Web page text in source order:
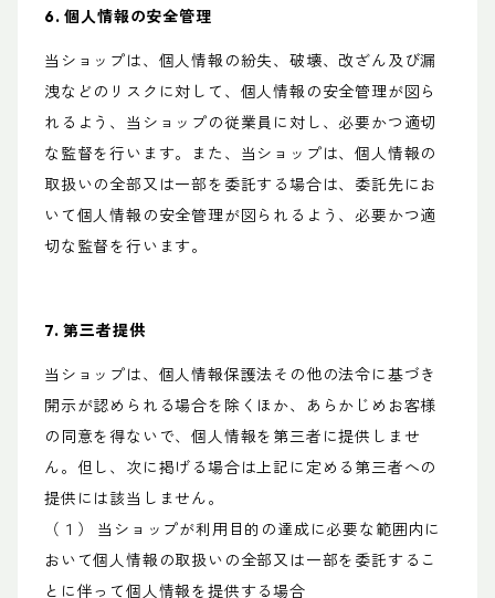
6. 個人情報の安全管理
当ショップは、個人情報の紛失、破壊、改ざん及び漏
洩などのリスクに対して、個人情報の安全管理が図ら
れるよう、当ショップの従業員に対し、必要かつ適切
な監督を行います。また、当ショップは、個人情報の
取扱いの全部又は一部を委託する場合は、委託先にお
いて個人情報の安全管理が図られるよう、必要かつ適
切な監督を行います。
7. 第三者提供
当ショップは、個人情報保護法その他の法令に基づき
開示が認められる場合を除くほか、あらかじめお客様
の同意を得ないで、個人情報を第三者に提供しませ
ん。但し、次に掲げる場合は上記に定める第三者への
提供には該当しません。
（１） 当ショップが利用目的の達成に必要な範囲内に
おいて個人情報の取扱いの全部又は一部を委託するこ
とに伴って個人情報を提供する場合